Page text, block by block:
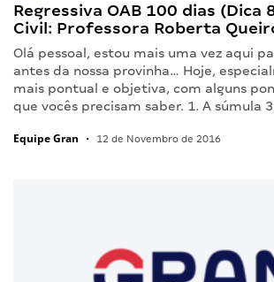
Regressiva OAB 100 dias (Dica
Civil: Professora Roberta
Olá pessoal, estou mais uma vez aqui
antes da nossa provinha… Hoje,
mais pontual e objetiva, com alguns
que vocês precisam saber. 1. A súmula
Equipe Gran • 12 de Novembro de 2016